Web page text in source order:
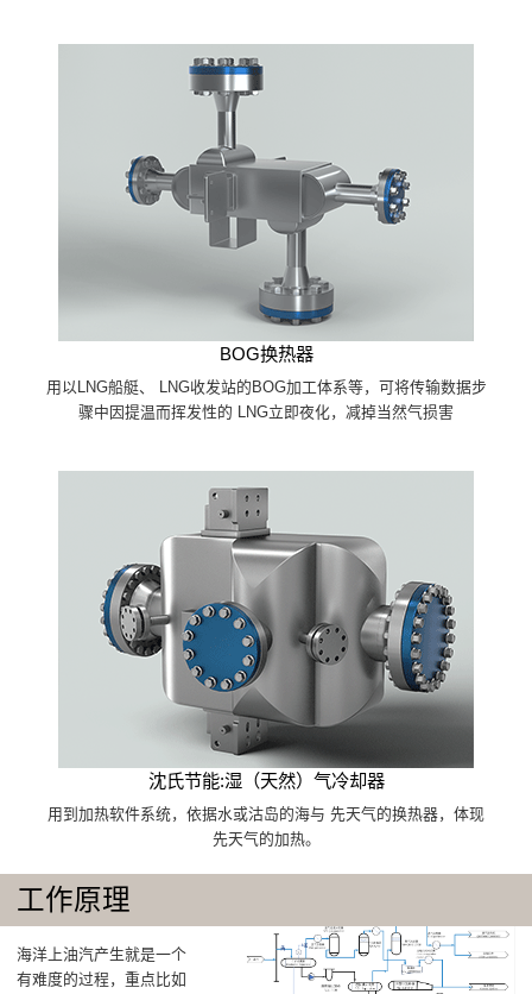
BOG换热器
用以LNG船艇、 LNG收发站的BOG加工体系等，可将传输数据步
骤中因提温而挥发性的 LNG立即夜化，减掉当然气损害
沈氏节能:湿（天然）气冷却器
用到加热软件系统，依据水或沽岛的海与 先天气的换热器，体现
先天气的加热。
工作原理
海洋上油汽产生就是一个
有难度的过程，重点比如